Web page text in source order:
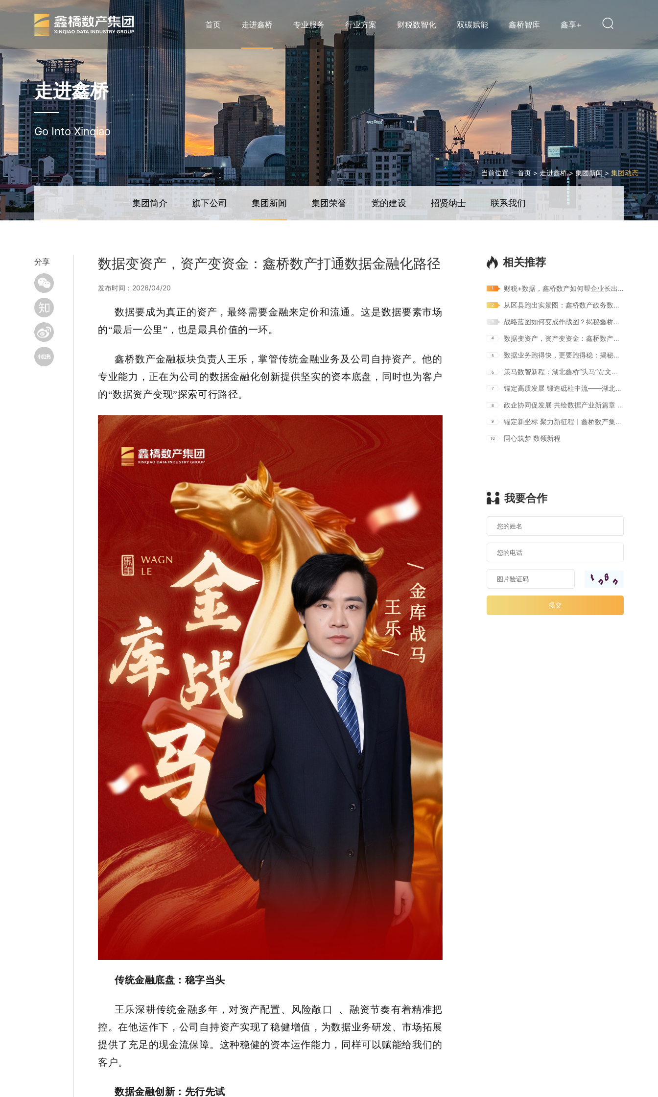
首页 走进鑫桥 专业服务 行业方案 财税数智化 双碳赋能 鑫桥智库 鑫享+
走进鑫桥
Go Into Xinqiao
当前位置：首页 > 走进鑫桥>集团新闻 > 集团动态
集团简介 旗下公司 集团新闻 集团荣誉 党的建设 招贤纳士 联系我们
数据变资产，资产变资金：鑫桥数产打通数据金融化路径
发布时间：2026/04/20
数据要成为真正的资产，最终需要金融来定价和流通。这是数据要素市场
的“最后一公里”，也是最具价值的一环。
鑫桥数产金融板块负责人王乐，掌管传统金融业务及公司自持资产。他的
专业能力，正在为公司的数据金融化创新提供坚实的资本底盘，同时也为客户
的“数据资产变现”探索可行路径。
传统金融底盘：稳字当头
王乐深耕传统金融多年，对资产配置、 风险敞口
、融资节奏有着精准把
控。在他运作下，公司自持资产实现了稳健增值，为数据业务研发、市场拓展
提供了充足的现金流保障。这种稳健的资本运作能力，同样可以赋能给我们的
客户。
数据金融创新：先行先试
分享 相关推荐
财税+数据，鑫桥数产如何帮企业长出“第二曲线”？
从区县跑出实景图：鑫桥数产政务数据服务如何落地？
战略蓝图如何变成作战图？揭秘鑫桥数产的运营中枢
数据变资产，资产变资金：鑫桥数产打通数据金融化路径
数据业务跑得快，更要跑得稳：揭秘鑫桥数产的风控底盘
策马数智新程：湖北鑫桥“头马”贾文琼的破局之道
锚定高质发展 锻造砥柱中流——湖北鑫桥数据产业集团有限公司以体系化战力开启2026新征程
政企协同促发展 共绘数据产业新篇章 | 市大数据集团与西陵区政府莅临鑫桥数产集团宜昌分公司调研交流
锚定新坐标 聚力新征程｜鑫桥数产集团武汉区域2026年战略宣贯暨全员培训会顺利召开
同心筑梦 数领新程
我要合作
提交